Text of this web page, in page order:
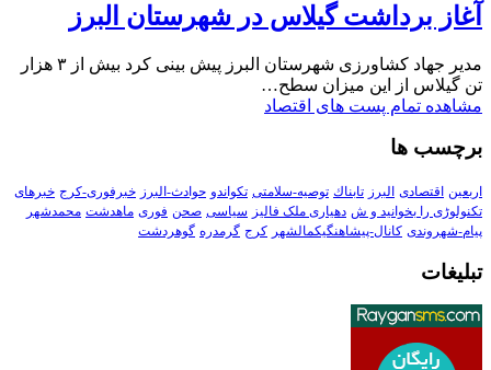
آغاز برداشت گیلاس در شهرستان البرز
مدیر جهاد کشاورزی شهرستان البرز پیش بینی کرد بیش از ۳ هزار
تن گیلاس از این میزان سطح…
مشاهده تمام پست های اقتصاد
برچسب ها
اربعین اقتصادی البرز تابناك توصیه-سلامتی تکواندو حوادث-البرز خبرفوری-کرج خبرهای
تکنولوڑی را بخوانید و ش دهیاری ملک فالیز سیاسی صحن فوری ماهدشت محمدشهر
پیام-شهروندی کانال-پیشاهنگیکمالشهر کرج گرمدره گوهردشت
تبلیغات